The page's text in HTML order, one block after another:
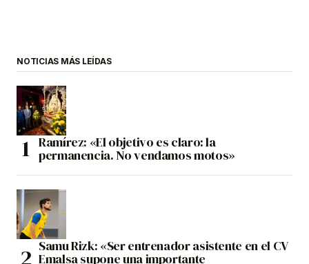
NOTICIAS MÁS LEÍDAS
Ramírez: «El objetivo es claro: la
permanencia. No vendamos motos»
Samu Rizk: «Ser entrenador asistente en el CV
Emalsa supone una importante